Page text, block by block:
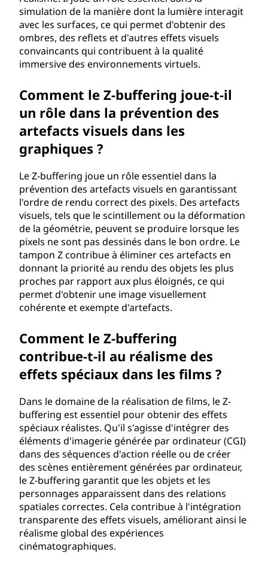
simulation de la manière dont la lumière interagit
avec les surfaces, ce qui permet d'obtenir des
ombres, des reflets et d'autres effets visuels
convaincants qui contribuent à la qualité
immersive des environnements virtuels.
Comment le Z-buffering joue-t-il
un rôle dans la prévention des
artefacts visuels dans les
graphiques ?
Le Z-buffering joue un rôle essentiel dans la
prévention des artefacts visuels en garantissant
l'ordre de rendu correct des pixels. Des artefacts
visuels, tels que le scintillement ou la déformation
de la géométrie, peuvent se produire lorsque les
pixels ne sont pas dessinés dans le bon ordre. Le
tampon Z contribue à éliminer ces artefacts en
donnant la priorité au rendu des objets les plus
proches par rapport aux plus éloignés, ce qui
permet d'obtenir une image visuellement
cohérente et exempte d'artefacts.
Comment le Z-buffering
contribue-t-il au réalisme des
effets spéciaux dans les films ?
Dans le domaine de la réalisation de films, le Z-
buffering est essentiel pour obtenir des effets
spéciaux réalistes. Qu'il s'agisse d'intégrer des
éléments d'imagerie générée par ordinateur (CGI)
dans des séquences d'action réelle ou de créer
des scènes entièrement générées par ordinateur,
le Z-buffering garantit que les objets et les
personnages apparaissent dans des relations
spatiales correctes. Cela contribue à l'intégration
transparente des effets visuels, améliorant ainsi le
réalisme global des expériences
cinématographiques.